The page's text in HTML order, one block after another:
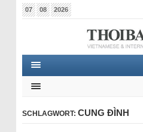
07 08 2026
SCHLAGWORT: CUNG ĐÌNH